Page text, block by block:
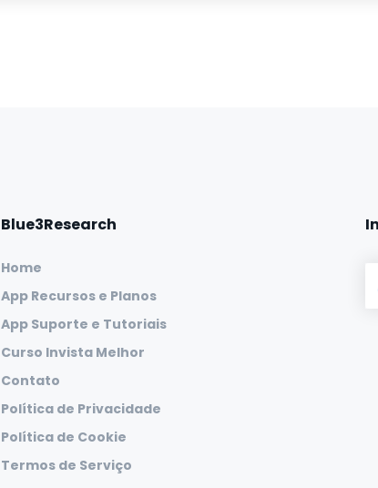
Blue3Research
Home
App Recursos e Planos
App Suporte e Tutoriais
Curso Invista Melhor
Contato
Política de Privacidade
Política de Cookie
Termos de Serviço